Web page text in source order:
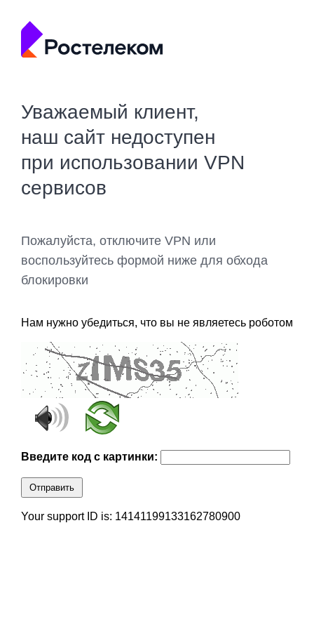
Уважаемый клиент,
наш сайт недоступен
при использовании VPN
сервисов
Пожалуйста, отключите VPN или
воспользуйтесь формой ниже для обхода
блокировки
Нам нужно убедиться, что вы не являетесь роботом
Введите код с картинки:
Отправить
Your support ID is: 14141199133162780900